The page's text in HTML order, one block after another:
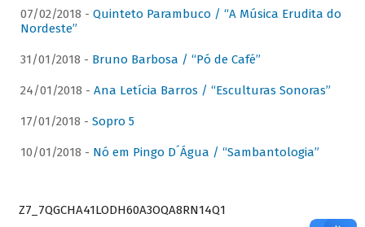
07/02/2018 - Quinteto Parambuco / “A Música Erudita do
Nordeste”
31/01/2018 - Bruno Barbosa / “Pó de Café”
24/01/2018 - Ana Letícia Barros / “Esculturas Sonoras”
17/01/2018 - Sopro 5
10/01/2018 - Nó em Pingo D´Água / “Sambantologia”
Z7_7QGCHA41LODH60A3OQA8RN14Q1